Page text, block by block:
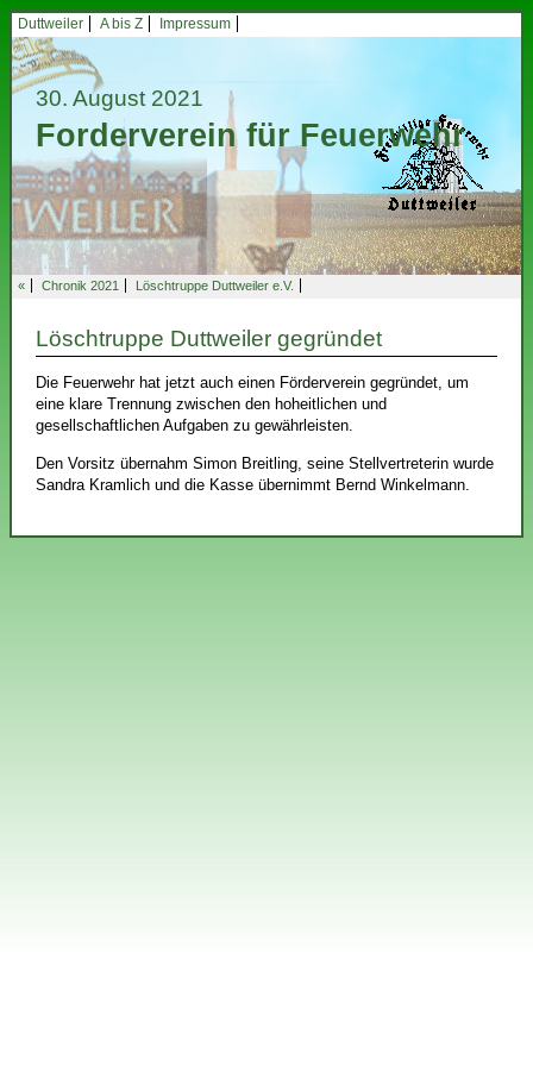
Duttweiler A bis Z Impressum
30. August 2021
Forderverein für Feuerwehr
« Chronik 2021 Löschtruppe Duttweiler e.V.
Löschtruppe Duttweiler gegründet
Die Feuerwehr hat jetzt auch einen Förderverein gegründet, um
eine klare Trennung zwischen den hoheitlichen und
gesellschaftlichen Aufgaben zu gewährleisten.
Den Vorsitz übernahm Simon Breitling, seine Stellvertreterin wurde
Sandra Kramlich und die Kasse übernimmt Bernd Winkelmann.